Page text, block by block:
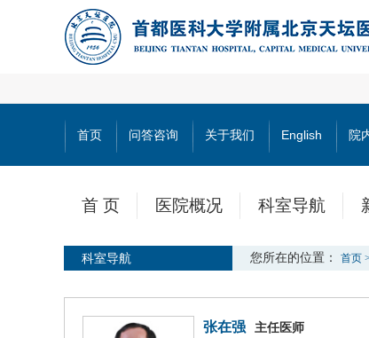
首页 问答咨询 关于我们 English 院
首 页 医院概况 科室导航
您所在的位置： 首页
科室导航
张在强
主任医师